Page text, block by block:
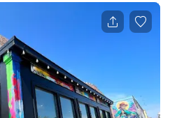
ouvert à la construction et aux
du raisonnable et j'aimerais
manière. Les vues sont
de Disney, de la plage et